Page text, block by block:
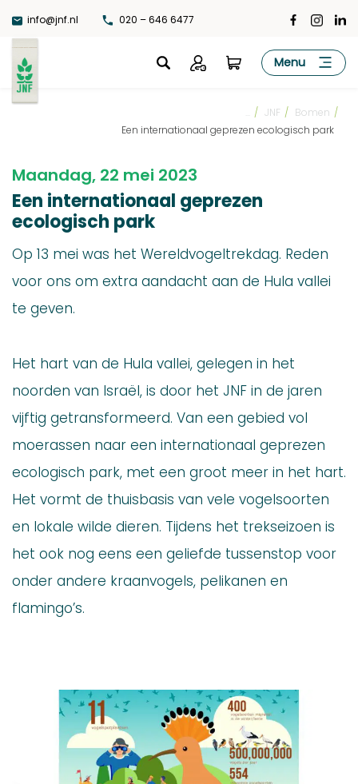
naar
de
inhoud
info@jnf.nl 020 – 646 6477
JNF Menu
/ JNF / Bomen /
Een internationaal geprezen ecologisch park
Maandag, 22 mei 2023
Een internationaal geprezen
ecologisch park
Op 13 mei was het Wereldvogeltrekdag. Reden
voor ons om extra aandacht aan de Hula vallei
te geven.
Het hart van de Hula vallei, gelegen in het
noorden van Israël, is door het JNF in de jaren
vijftig getransformeerd. Van een gebied vol
moerassen naar een internationaal geprezen
ecologisch park, met een groot meer in het hart.
Het vormt de thuisbasis van vele vogelsoorten
en lokale wilde dieren. Tijdens het trekseizoen is
het ook nog eens een geliefde tussenstop voor
onder andere kraanvogels, pelikanen en
flamingo’s.